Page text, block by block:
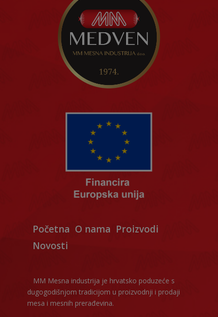
Početna O nama Proizvodi
Novosti
MM Mesna industrija je hrvatsko poduzeće s
dugogodišnjom tradicijom u proizvodnji i prodaji
mesa i mesnih prerađevina.